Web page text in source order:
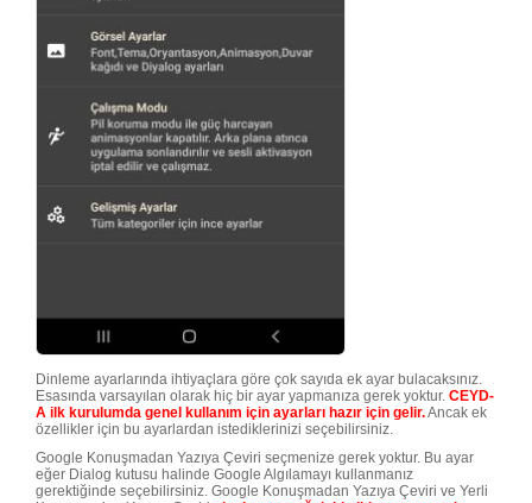
Dinleme ayarlarında ihtiyaçlara göre çok sayıda ek ayar bulacaksınız.
Esasında varsayılan olarak hiç bir ayar yapmanıza gerek yoktur. CEYD-
A ilk kurulumda genel kullanım için ayarları hazır için gelir.Ancak ek
özellikler için bu ayarlardan istediklerinizi seçebilirsiniz.
Google Konuşmadan Yazıya Çeviri seçmenize gerek yoktur. Bu ayar
eğer Dialog kutusu halinde Google Algılamayı kullanmanız
gerektiğinde seçebilirsiniz. Google Konuşmadan Yazıya Çeviri ve Yerli